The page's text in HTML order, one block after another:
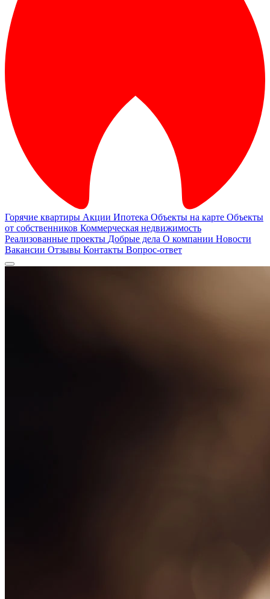
Горячие квартиры Акции Ипотека Объекты на карте Объекты
от собственников Коммерческая недвижимость
Реализованные проекты Добрые дела О компании Новости
Вакансии Отзывы Контакты Вопрос-ответ